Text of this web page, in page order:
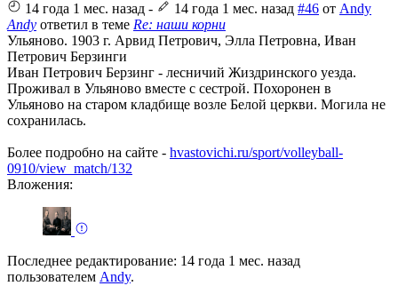
14 года 1 мес. назад - 14 года 1 мес. назад #46 от Andy
Andy ответил в теме Re: наши корни
Ульяново. 1903 г. Арвид Петрович, Элла Петровна, Иван
Петрович Берзинги
Иван Петрович Берзинг - лесничий Жиздринского уезда.
Проживал в Ульяново вместе с сестрой. Похоронен в
Ульяново на старом кладбище возле Белой церкви. Могила не
сохранилась.
Более подробно на сайте - hvastovichi.ru/sport/volleyball-
0910/view_match/132
Вложения:
Последнее редактирование: 14 года 1 мес. назад
пользователем Andy.